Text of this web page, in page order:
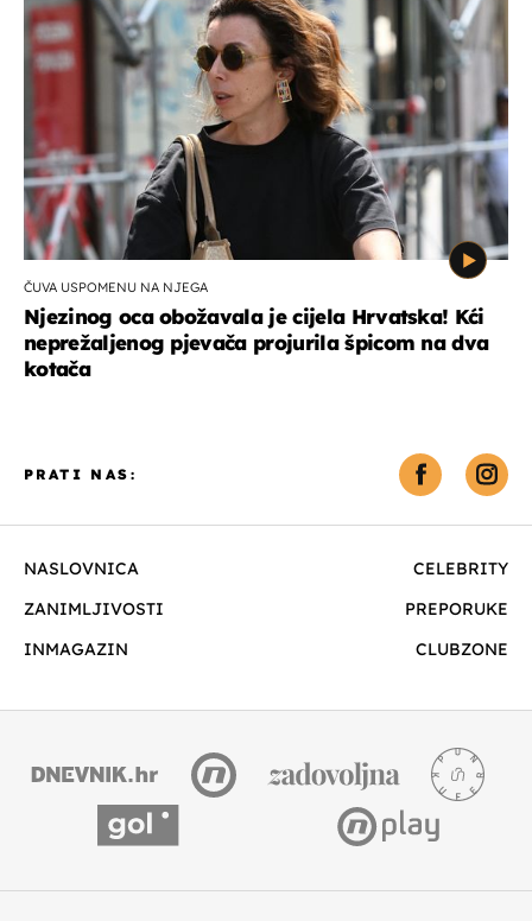
ČUVA USPOMENU NA NJEGA
Njezinog oca obožavala je cijela Hrvatska! Kći
neprežaljenog pjevača projurila špicom na dva
kotača
NASLOVNICA
CELEBRITY
ZANIMLJIVOSTI
PREPORUKE
INMAGAZIN
CLUBZONE
PRATI NAS: